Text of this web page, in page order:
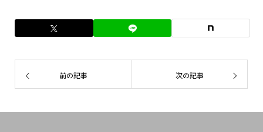
前の記事 次の記事